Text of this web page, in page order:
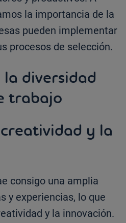
la importancia de la
pueden implementar
procesos de selección.
la diversidad
trabajo
y la
consigo una amplia
y experiencias, lo que
y la innovación.